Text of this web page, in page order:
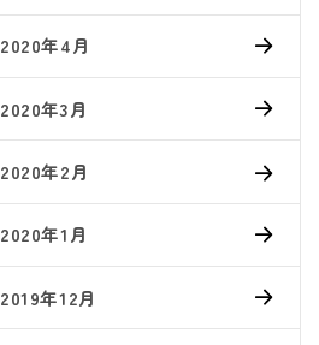
2020年4月
2020年3月
2020年2月
2020年1月
2019年12月